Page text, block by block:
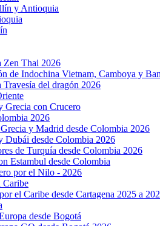
y Antioquia
Zen Thai 2026
de Indochina Vietnam, Camboya y
Travesía del dragón 2026
Grecia con Crucero
2026
y Madrid desde Colombia 2026
Dubái desde Colombia 2026
de Turquía desde Colombia 2026
Estambul desde Colombia
por el Nilo - 2026
Caribe
el Caribe desde Cartagena 2025 a
desde Bogotá